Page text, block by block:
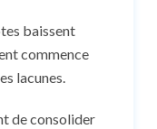
baissent
commence
lacunes.
de consolider